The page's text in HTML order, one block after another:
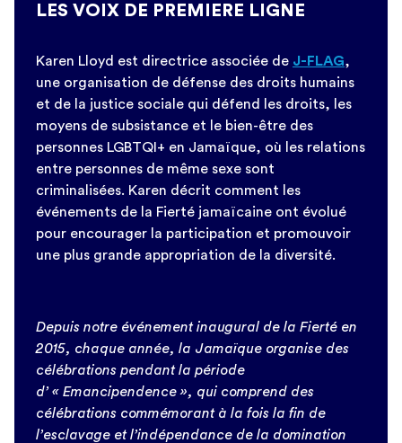
LES VOIX DE PREMIERE LIGNE
Karen Lloyd est directrice associée de J-FLAG,
une organisation de défense des droits humains
et de la justice sociale qui défend les droits, les
moyens de subsistance et le bien-être des
personnes LGBTQI+ en Jamaïque, où les relations
entre personnes de même sexe sont
criminalisées. Karen décrit comment les
événements de la Fierté jamaïcaine ont évolué
pour encourager la participation et promouvoir
une plus grande appropriation de la diversité.
Depuis notre événement inaugural de la Fierté en
2015, chaque année, la Jamaïque organise des
célébrations pendant la période
d’ « Emancipendence », qui comprend des
célébrations commémorant à la fois la fin de
l’esclavage et l’indépendance de la domination